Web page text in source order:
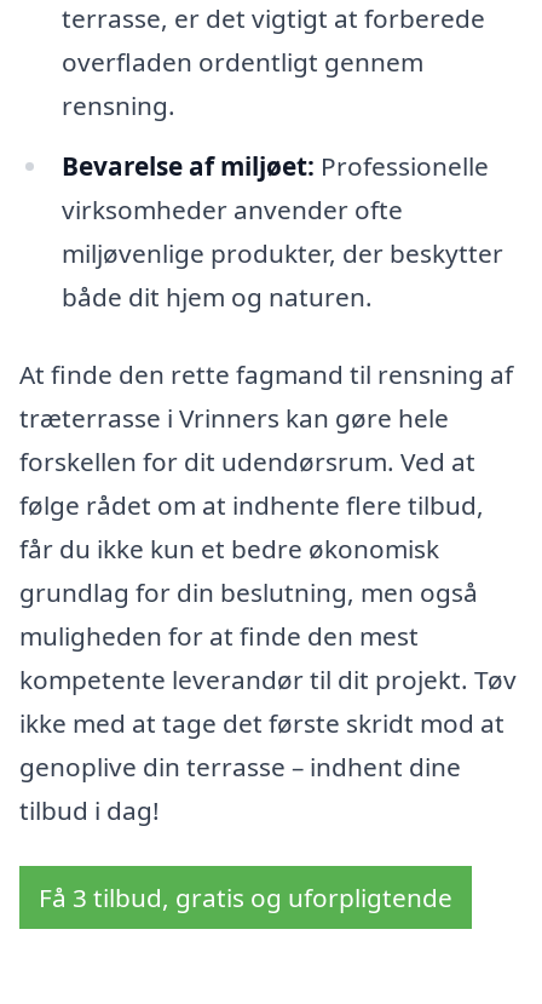
terrasse, er det vigtigt at forberede
overfladen ordentligt gennem
rensning.
Bevarelse af miljøet: Professionelle
virksomheder anvender ofte
miljøvenlige produkter, der beskytter
både dit hjem og naturen.
At finde den rette fagmand til rensning af
træterrasse i Vrinners kan gøre hele
forskellen for dit udendørsrum. Ved at
følge rådet om at indhente flere tilbud,
får du ikke kun et bedre økonomisk
grundlag for din beslutning, men også
muligheden for at finde den mest
kompetente leverandør til dit projekt. Tøv
ikke med at tage det første skridt mod at
genoplive din terrasse – indhent dine
tilbud i dag!
Få 3 tilbud, gratis og uforpligtende